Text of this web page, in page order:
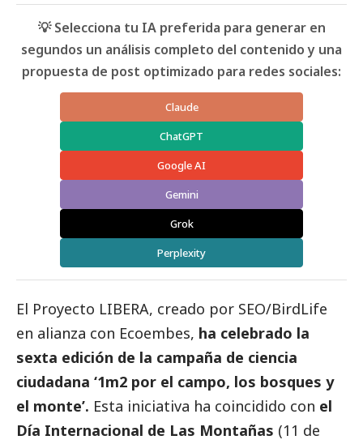
💡 Selecciona tu IA preferida para generar en
segundos un análisis completo del contenido y una
propuesta de post optimizado para redes sociales:
Claude
ChatGPT
Google AI
Gemini
Grok
Perplexity
El Proyecto LIBERA, creado por SEO/BirdLife
en alianza con Ecoembes, ha celebrado la
sexta edición de la campaña de ciencia
ciudadana ‘1m2 por el campo, los bosques y
el monte’. Esta iniciativa ha coincidido con el
Día Internacional de Las Montañas (11 de